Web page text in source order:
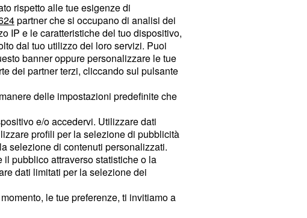
rispetto alle tue esigenze di
partner che si occupano di analisi dei
IP e le caratteristiche del tuo dispositivo,
dal tuo utilizzo dei loro servizi. Puoi
banner oppure personalizzare le tue
dei partner terzi, cliccando sul pulsante
delle impostazioni predefinite che
e/o accedervi. Utilizzare dati
profili per la selezione di pubblicità
selezione di contenuti personalizzati.
pubblico attraverso statistiche o la
dati limitati per la selezione dei
le tue preferenze, ti invitiamo a